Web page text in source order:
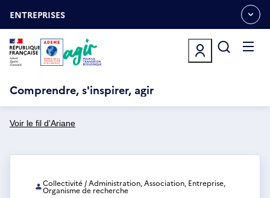
auOUVRIR
LE
MENU
ESPACE
ENTREPRISES
Comprendre, s'inspirer, agir
Voir le fil d'Ariane
Collectivité / Administration, Association, Entreprise,
Organisme de recherche